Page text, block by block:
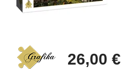
26,00 €